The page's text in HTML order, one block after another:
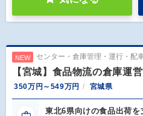
NEW センター・倉庫管理・運行・配
【宮城】食品物流の倉庫運
350万円～549万円 宮城県
東北6県向けの食品出荷